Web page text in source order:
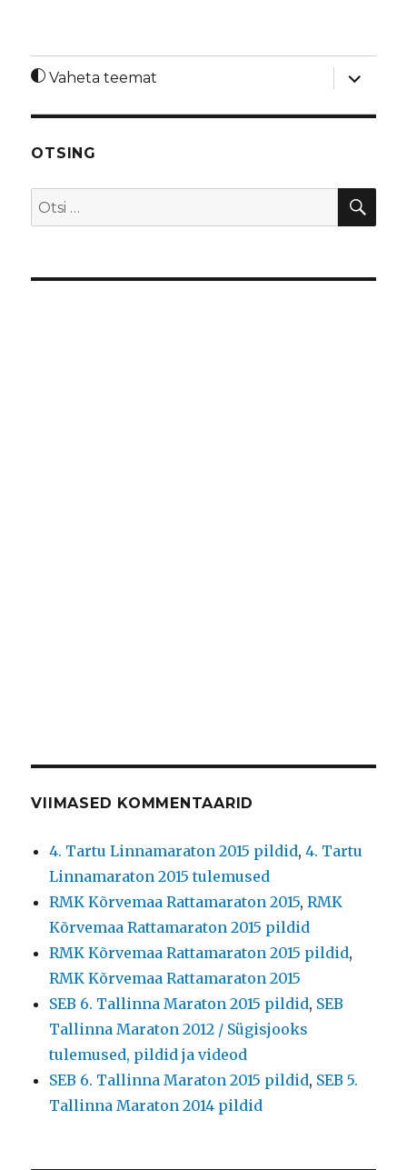
Vaheta teemat
laienda
OTSING
Otsi:
VIIMASED KOMMENTAARID
4. Tartu Linnamaraton 2015 pildid,4. Tartu
Linnamaraton 2015 tulemused
RMK Kõrvemaa Rattamaraton 2015,RMK
Kõrvemaa Rattamaraton 2015 pildid
RMK Kõrvemaa Rattamaraton 2015 pildid,
RMK Kõrvemaa Rattamaraton 2015
SEB 6. Tallinna Maraton 2015 pildid, SEB
Tallinna Maraton 2012 / Sügisjooks
tulemused, pildid ja videod
SEB 6. Tallinna Maraton 2015 pildid, SEB 5.
Tallinna Maraton 2014 pildid